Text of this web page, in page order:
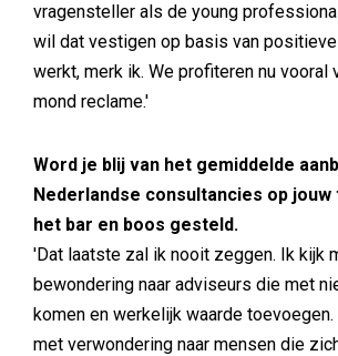
vragensteller als de young
wil dat vestigen op basis van positieve
werkt, merk ik. We profiteren nu vooral
mond reclame.'
Word je blij van het gemiddelde
Nederlandse consultancies op
het bar en boos gesteld.
'Dat laatste zal ik nooit zeggen. Ik kijk
bewondering naar adviseurs die met
komen en werkelijk waarde
met verwondering naar mensen die